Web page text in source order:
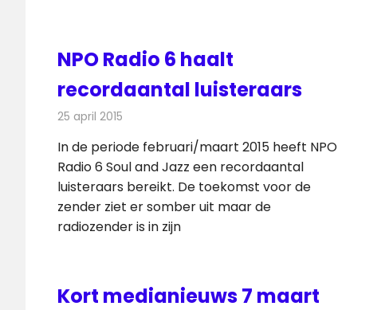
NPO Radio 6 haalt
recordaantal luisteraars
25 april 2015
In de periode februari/maart 2015 heeft NPO
Radio 6 Soul and Jazz een recordaantal
luisteraars bereikt. De toekomst voor de
zender ziet er somber uit maar de
radiozender is in zijn
Kort medianieuws 7 maart